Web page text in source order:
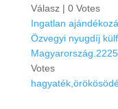
Válasz | 0 Votes
Ingatlan
Özvegyi nyugdíj
Votes